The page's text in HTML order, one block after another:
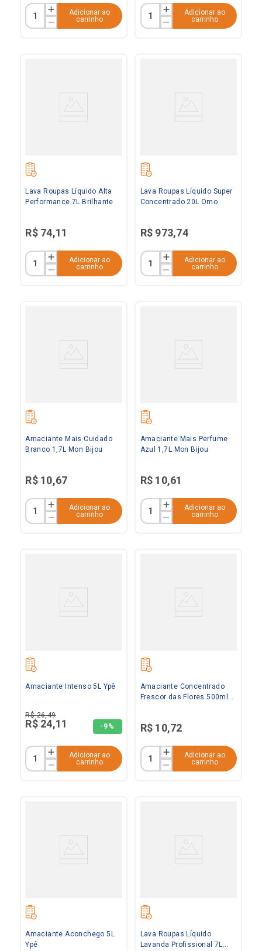
Adicionar ao
carrinho
Adicionar ao
carrinho
Lava Roupas Líquido Alta
Performance 7L Brilhante
R$ 74,11
Adicionar ao
carrinho
Lava Roupas Líquido Super
Concentrado 20L Omo
R$ 973,74
Adicionar ao
carrinho
Amaciante Mais Cuidado
Branco 1,7L Mon Bijou
R$ 10,67
Adicionar ao
carrinho
Amaciante Mais Perfume
Azul 1,7L Mon Bijou
R$ 10,61
Adicionar ao
carrinho
Amaciante Intenso 5L Ypê
R$ 26,49
R$ 24,11 - 9%
Adicionar ao
carrinho
Amaciante Concentrado
Frescor das Flores 500ml
R$ 10,72
Adicionar ao
carrinho
Amaciante Aconchego 5L
Ypê
Lava Roupas Líquido
Lavanda Profissional 7L